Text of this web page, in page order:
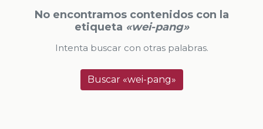
No encontramos contenidos con la
etiqueta «wei-pang»
Intenta buscar con otras palabras.
Buscar «wei-pang»